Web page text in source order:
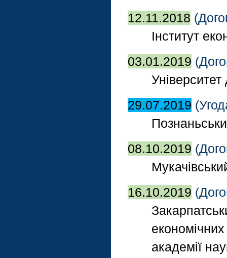
12.11.2018
Інститут
03.01.2019
29.07.2019
08.10.2019
16.10.2019
академії